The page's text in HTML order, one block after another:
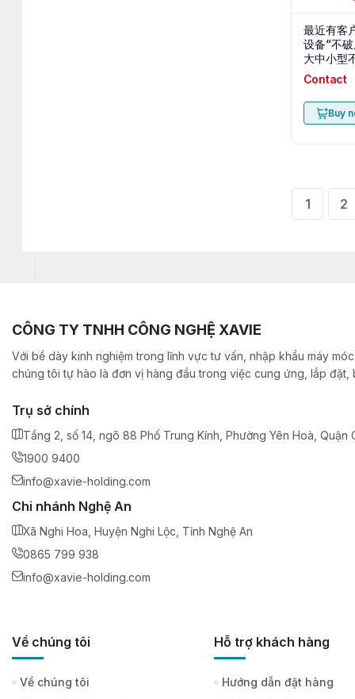
最近有客
设备“不
大中小型
壳机 花生
机”请卖家
Contact
Buy
1 2
CÔNG TY TNHH CÔNG NGHỆ XAVIE
Với bề dày kinh nghiệm trong lĩnh vực tư vấn, nhập khẩu máy
chúng tôi tự hào là đơn vị hàng đầu trong việc cung ứng, lắp đặt,
Trụ sở chính
Tầng 2, số 14, ngõ 88 Phố Trung Kính, Phường Yên Hoà, Quận
1900 9400
info@xavie-holding.com
Chi nhánh Nghệ An
Xã Nghi Hoa, Huyện Nghi Lộc, Tỉnh Nghệ An
0865 799 938
info@xavie-holding.com
Về chúng tôi
Về chúng tôi
Hỗ trợ khách hàng
Hướng dẫn đặt hàng